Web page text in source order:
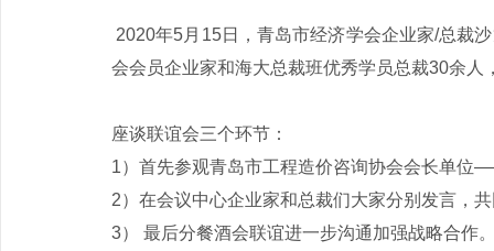
2020年5月15日，青岛市经济学会企业家/总裁
会会员企业家和海大总裁班优秀学员总裁30余
座谈联谊会三个环节：
1）首先参观青岛市工程造价咨询协会会长单
2）在会议中心企业家和总裁们大家分别发言，
3） 最后分餐酒会联谊进一步沟通加强战略合作